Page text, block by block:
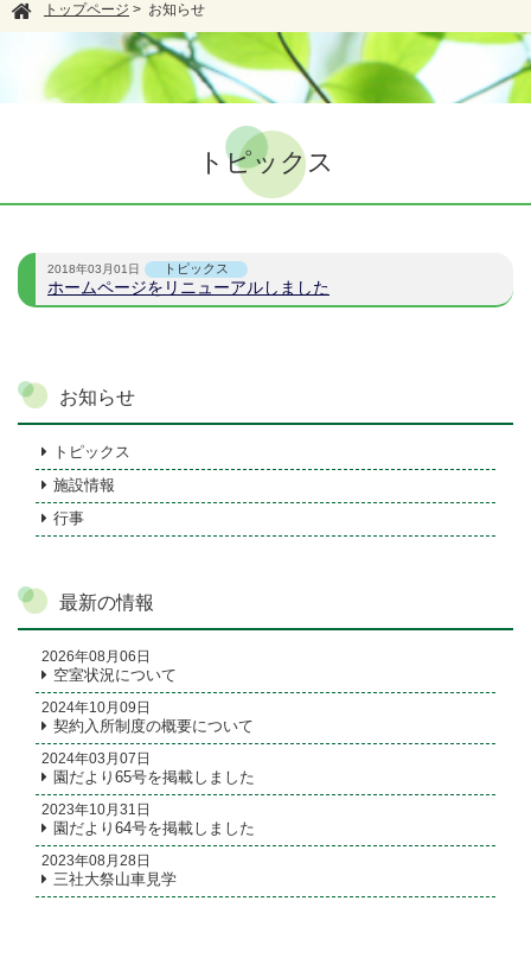
トップページ > お知らせ
トピックス
2018年03月01日 トピックス
ホームページをリニューアルしました
お知らせ
トピックス
施設情報
行事
最新の情報
2026年08月06日
空室状況について
2024年10月09日
契約入所制度の概要について
2024年03月07日
園だより65号を掲載しました
2023年10月31日
園だより64号を掲載しました
2023年08月28日
三社大祭山車見学